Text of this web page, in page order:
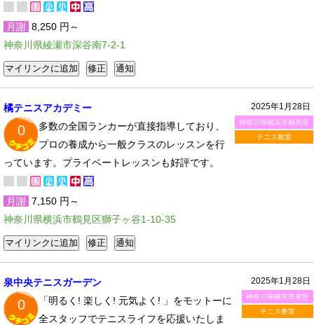
月謝 8,250 円～
神奈川県綾瀬市深谷南7-2-1
2025年1月28日
神奈川県横浜市鶴見区
テニス教室
橘テニスアカデミー
0
多数の全国ランカーが直接指導しており、
プロの養成から一般クラスのレッスンを行
っています。プライベートレッスンも好評です。
月謝 7,150 円～
神奈川県横浜市鶴見区獅子ヶ谷1-10-35
2025年1月28日
神奈川県横浜市泉区
テニス教室
泉中央テニスガーデン
0
「明るく! 楽しく! 元気よく! 」をモットーに
全スタッフでテニスライフを応援いたしま